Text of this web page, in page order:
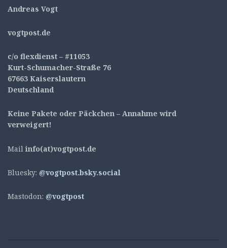
Andreas Vogt
vogtpost.de
c/o flexdienst – #11053
Kurt-Schumacher-Straße 76
67663 Kaiserslautern
Deutschland
Keine Pakete oder Päckchen – Annahme wird
verweigert!
Mail info(at)vogtpost.de
Bluesky: @vogtpost.bsky.social
Mastodon: @vogtpost